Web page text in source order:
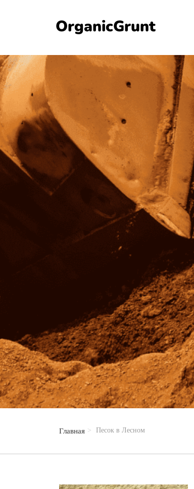
OrganicGrunt
Главная Песок в Лесном